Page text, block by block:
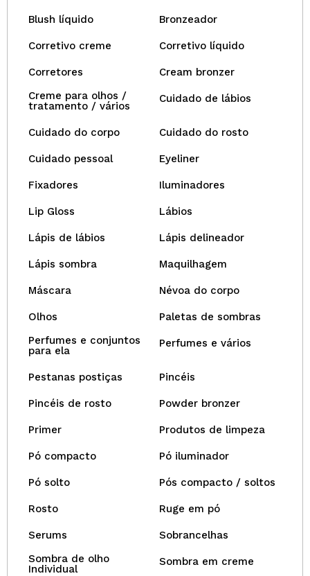
Blush líquido Bronzeador
Corretivo creme Corretivo líquido
Corretores
Cream bronzer
Creme para olhos /
tratamento / vários
Cuidado de lábios
Cuidado do corpo Cuidado do rosto
Cuidado pessoal Eyeliner
Fixadores Iluminadores
Lip Gloss Lábios
Lápis de lábios Lápis delineador
Lápis sombra Maquilhagem
Máscara Névoa do corpo
Olhos
Paletas de sombras
Perfumes e conjuntos
para ela
Perfumes e vários
Pestanas postiças Pincéis
Pincéis de rosto Powder bronzer
Primer Produtos de limpeza
Pó compacto Pó iluminador
Pó solto Pós compacto / soltos
Rosto Ruge em pó
Serums
Sobrancelhas
Sombra de olho
Individual
Sombra em creme